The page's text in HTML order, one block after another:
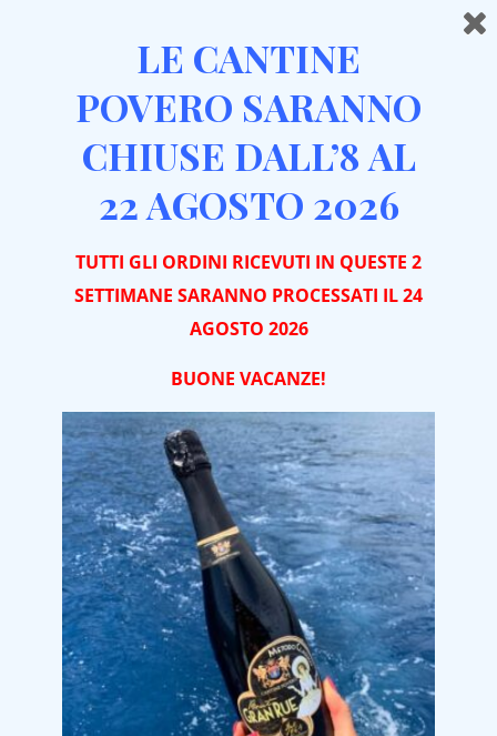
Aprile 5, 2024
CI VEDIAMO AL VINITALY
LE CANTINE
POVERO SARANNO
CHIUSE DALL’8 AL
22 AGOSTO 2026
TUTTI GLI ORDINI RICEVUTI IN QUESTE 2
SETTIMANE SARANNO PROCESSATI IL 24
AGOSTO 2026
BUONE VACANZE!